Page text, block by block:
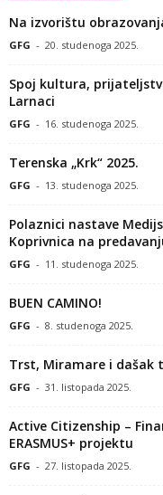
Na izvorištu
GFG - 20. studenoga 2025.
Spoj kultura,
Larnaci
GFG - 16. studenoga 2025.
Terenska „Krk“ 2025.
GFG - 13. studenoga 2025.
Polaznici nastave
Koprivnica na
GFG - 11. studenoga 2025.
BUEN CAMINO!
GFG - 8. studenoga 2025.
Trst, Miramare i dašak
GFG - 31. listopada 2025.
Active Citizenship –
ERASMUS+ projektu
GFG - 27. listopada 2025.